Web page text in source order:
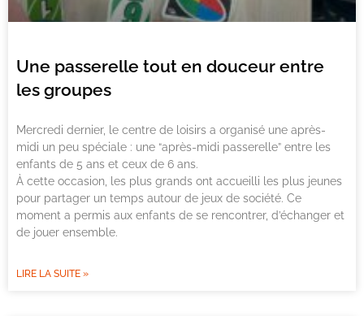
Une passerelle tout en douceur entre
les groupes
Mercredi dernier, le centre de loisirs a organisé une après-
midi un peu spéciale : une “après-midi passerelle” entre les
enfants de 5 ans et ceux de 6 ans.
À cette occasion, les plus grands ont accueilli les plus jeunes
pour partager un temps autour de jeux de société. Ce
moment a permis aux enfants de se rencontrer, d’échanger et
de jouer ensemble.
LIRE LA SUITE »